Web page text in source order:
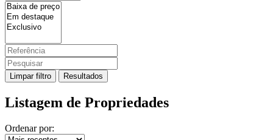
Limpar filtro Resultados
Listagem de Propriedades
Ordenar por: